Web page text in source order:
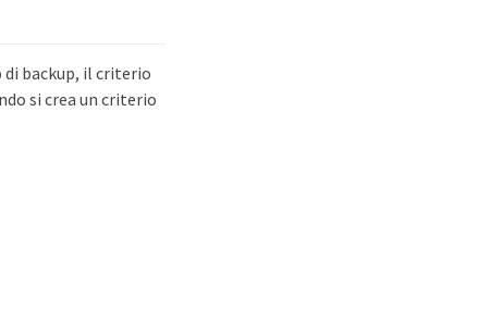
di backup, il criterio
si crea un criterio